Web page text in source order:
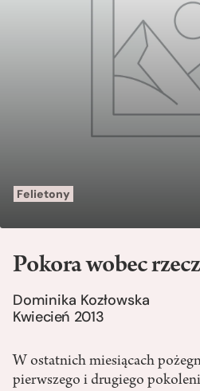
Felietony
Pokora wobec
Dominika Kozłowska
Kwiecień 2013
W ostatnich miesiącach
pierwszego i drugiego